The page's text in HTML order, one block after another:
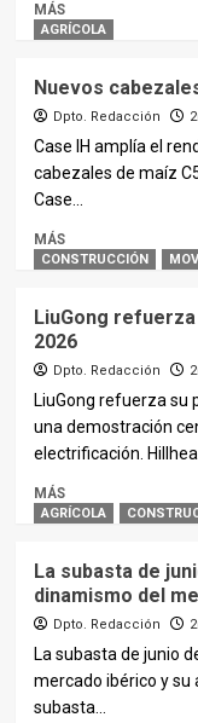
MÁS
AGRÍCOLA
Nuevos
Dpto. Redacción
Case IH amplía el
cabezales de maíz
Case...
MÁS
CONSTRUCCIÓN
LiuGong
2026
Dpto. Redacción
LiuGong refuerza su
una demostración
electrificación.
MÁS
AGRÍCOLA
La subasta de
dinamismo del
Dpto. Redacción
La subasta de junio
mercado ibérico y su
subasta...